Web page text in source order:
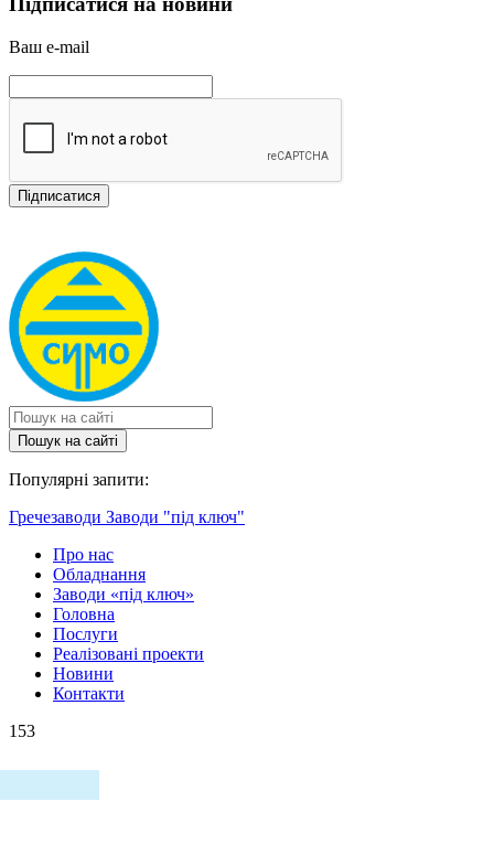
Ваш e-mail
Пошук на сайтi
Популярні запити:
Гречезаводи Заводи "під ключ"
Про нас
Обладнання
Заводи «під ключ»
Головна
Послуги
Реалізовані проекти
Новини
Контакти
153